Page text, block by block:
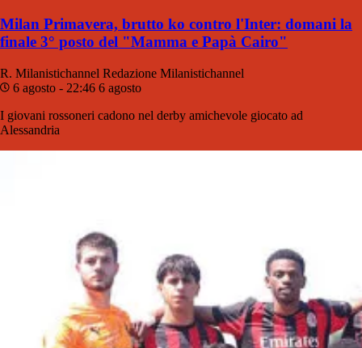
Milan Primavera, brutto ko contro l'Inter: domani la
finale 3° posto del "Mamma e Papà Cairo"
R. Milanistichannel Redazione Milanistichannel
6 agosto - 22:46 6 agosto
I giovani rossoneri cadono nel derby amichevole giocato ad
Alessandria